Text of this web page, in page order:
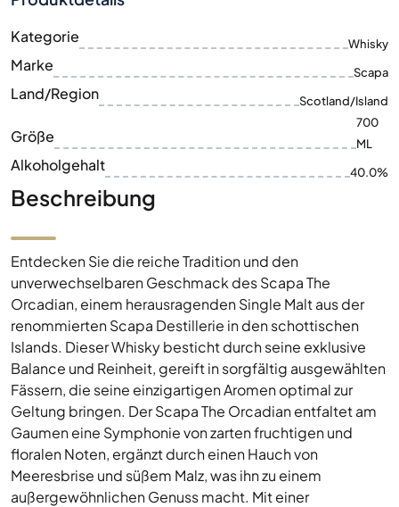
Kategorie Whisky
Marke Scapa
Land/Region Scotland/Island
Größe
700
ML
Alkoholgehalt 40.0%
Beschreibung
Entdecken Sie die reiche Tradition und den
unverwechselbaren Geschmack des Scapa The
Orcadian, einem herausragenden Single Malt aus der
renommierten Scapa Destillerie in den schottischen
Islands. Dieser Whisky besticht durch seine exklusive
Balance und Reinheit, gereift in sorgfältig ausgewählten
Fässern, die seine einzigartigen Aromen optimal zur
Geltung bringen. Der Scapa The Orcadian entfaltet am
Gaumen eine Symphonie von zarten fruchtigen und
floralen Noten, ergänzt durch einen Hauch von
Meeresbrise und süßem Malz, was ihn zu einem
außergewöhnlichen Genuss macht. Mit einer